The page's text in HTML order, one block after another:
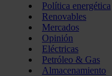
Política energética
Renovables
Mercados
Opinión
Eléctricas
Petróleo & Gas
Almacenamiento